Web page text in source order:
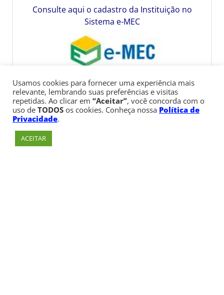
Consulte aqui o cadastro da Instituição no
Sistema e-MEC
Usamos cookies para fornecer uma experiência mais
relevante, lembrando suas preferências e visitas
repetidas. Ao clicar em “Aceitar”, você concorda com o
uso de TODOS os cookies. Conheça nossa Política de
Privacidade.
ACEITAR